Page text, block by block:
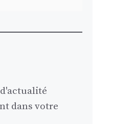
dans votre